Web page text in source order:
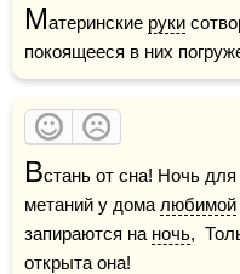
Материнские руки
покоящееся в них
Встань от сна! Ночь для
метаний у дома любимой
запираются на ночь,
открыта она!